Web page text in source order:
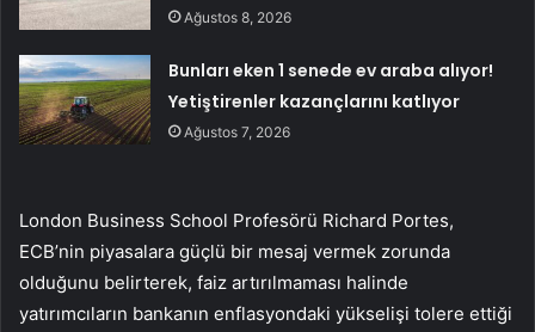
Ağustos 8, 2026
Bunları eken 1 senede ev araba alıyor!
Yetiştirenler kazançlarını katlıyor
Ağustos 7, 2026
London Business School Profesörü Richard Portes,
ECB’nin piyasalara güçlü bir mesaj vermek zorunda
olduğunu belirterek, faiz artırılmaması halinde
yatırımcıların bankanın enflasyondaki yükselişi tolere ettiği